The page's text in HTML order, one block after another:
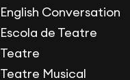
English Conversation
Escola de Teatre
Teatre
Teatre Musical